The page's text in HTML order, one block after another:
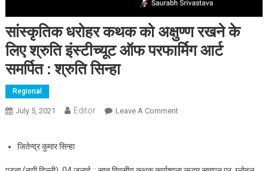
सांस्कृतिक धरोहर कथक को अक्षुण्ण रखने के
लिए श्रुति इंस्टीच्यूट ऑफ परफार्मिग आर्ट
समर्पित : श्रुति सिन्हा
Regional
July 5, 2021 Editor Leave A CommentOn सांस्कृतिक धरोहर कथक को
जितेन्द्र कुमार सिन्हा